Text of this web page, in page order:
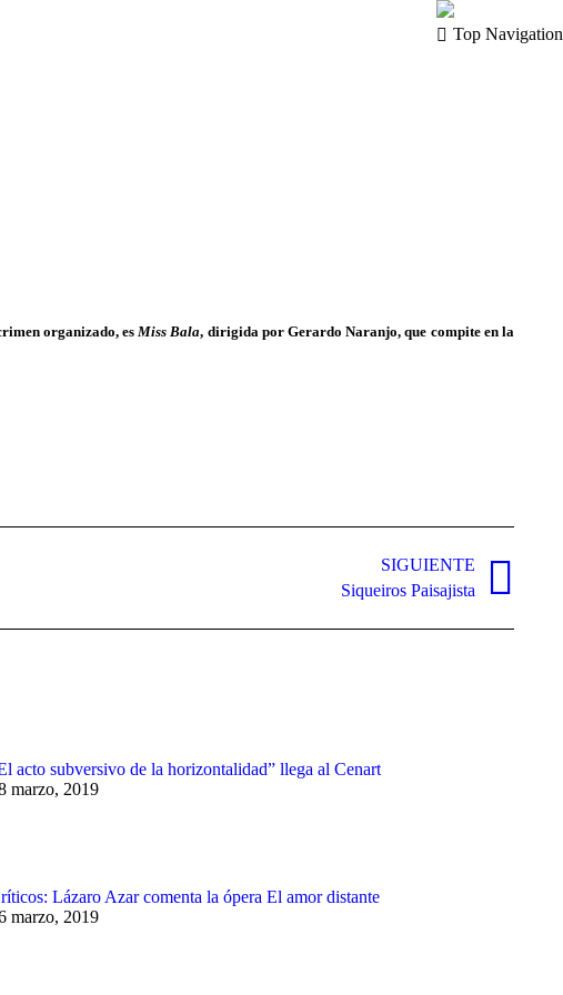
Top Navigation
organizado, esMiss Bala, dirigida por Gerardo Naranjo, que compite en la
SIGUIENTE
Siqueiros Paisajista
acto subversivo de la horizontalidad” llega al Cenart
marzo, 2019
Lázaro Azar comenta la ópera El amor distante
marzo, 2019